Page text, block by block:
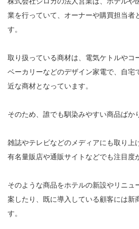
業を行っていて、オーナーや購買担当者
す。
取り扱っている商材は、電気ケトルやコ
ベーカリーなどのデザイン家電で、自宅
近な商材となっています。
そのため、誰でも馴染みやすい商品ばか
雑誌やテレビなどのメディアにも取り上
有名量販店や通販サイトなどでも注目度
そのような商品をホテルの新設やリニュ
案したり、既に導入している顧客には新
す。